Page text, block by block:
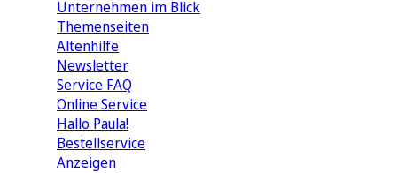
Unternehmen im Blick
Themenseiten
Altenhilfe
Newsletter
Service FAQ
Online Service
Hallo Paula!
Bestellservice
Anzeigen